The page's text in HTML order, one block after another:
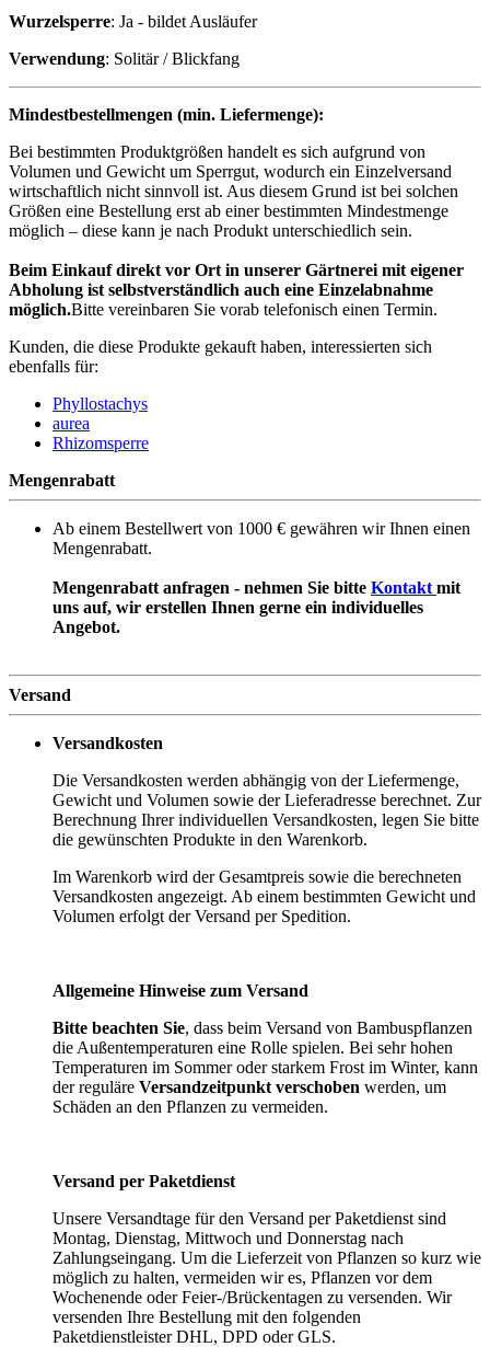
Wurzelsperre: Ja - bildet Ausläufer
Verwendung: Solitär / Blickfang
Mindestbestellmengen (min. Liefermenge):
Bei bestimmten Produktgrößen handelt es sich aufgrund von
Volumen und Gewicht um Sperrgut, wodurch ein Einzelversand
wirtschaftlich nicht sinnvoll ist. Aus diesem Grund ist bei solchen
Größen eine Bestellung erst ab einer bestimmten Mindestmenge
möglich – diese kann je nach Produkt unterschiedlich sein.
Beim Einkauf direkt vor Ort in unserer Gärtnerei mit eigener
Abholung ist selbstverständlich auch eine Einzelabnahme
möglich.Bitte vereinbaren Sie vorab telefonisch einen Termin.
Kunden, die diese Produkte gekauft haben, interessierten sich
ebenfalls für:
Phyllostachys
aurea
Rhizomsperre
Mengenrabatt
Ab einem Bestellwert von 1000 € gewähren wir Ihnen einen
Mengenrabatt.
Mengenrabatt anfragen - nehmen Sie bitte Kontakt mit
uns auf, wir erstellen Ihnen gerne ein individuelles
Angebot.
Versand
Versandkosten
Die Versandkosten werden abhängig von der Liefermenge,
Gewicht und Volumen sowie der Lieferadresse berechnet. Zur
Berechnung Ihrer individuellen Versandkosten, legen Sie bitte
die gewünschten Produkte in den Warenkorb.
Im Warenkorb wird der Gesamtpreis sowie die berechneten
Versandkosten angezeigt. Ab einem bestimmten Gewicht und
Volumen erfolgt der Versand per Spedition.
Allgemeine Hinweise zum Versand
Bitte beachten Sie, dass beim Versand von Bambuspflanzen
die Außentemperaturen eine Rolle spielen. Bei sehr hohen
Temperaturen im Sommer oder starkem Frost im Winter, kann
der reguläre Versandzeitpunkt verschoben werden, um
Schäden an den Pflanzen zu vermeiden.
Versand per Paketdienst
Unsere Versandtage für den Versand per Paketdienst sind
Montag, Dienstag, Mittwoch und Donnerstag nach
Zahlungseingang. Um die Lieferzeit von Pflanzen so kurz wie
möglich zu halten, vermeiden wir es, Pflanzen vor dem
Wochenende oder Feier-/Brückentagen zu versenden. Wir
versenden Ihre Bestellung mit den folgenden
Paketdienstleister DHL, DPD oder GLS.